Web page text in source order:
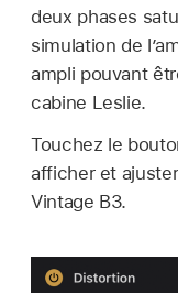
deux phases
simulation de
ampli pouvant
cabine Leslie.
Touchez le
afficher et
Vintage B3.